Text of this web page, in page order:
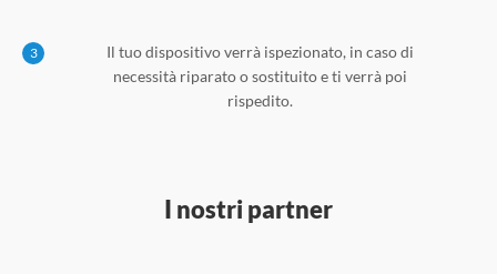
3
Il tuo dispositivo verrà ispezionato, in caso di
necessità riparato o sostituito e ti verrà poi
rispedito.
I nostri partner